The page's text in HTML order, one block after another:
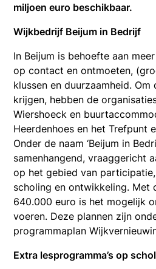
miljoen euro beschikbaar.
Wijkbedrijf Beijum in Bedrijf
In Beijum is behoefte aan
op contact en ontmoeten,
klussen en duurzaamheid.
krijgen, hebben de
Wiershoeck en
Heerdenhoes en het Trefpunt
Onder de naam ‘Beijum in
samenhangend, vraaggericht
op het gebied van
scholing en ontwikkeling. Met
640.000 euro is het mogelijk
voeren. Deze plannen zijn
programmaplan
Extra lesprogramma’s op